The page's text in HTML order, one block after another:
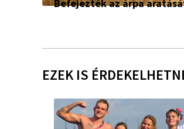
Befejezték az árpa
EZEK IS